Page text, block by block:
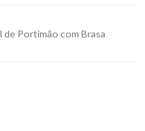
Portimão com Brasa